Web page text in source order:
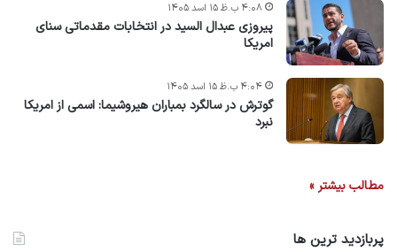
پیروزی عبدال السید در انتخابات مقدماتی سنای
امریکا
۴:۰۸ ب.ظ ۱۵ اسد ۱۴۰۵
گوترش در سالگرد بمباران هیروشیما: اسمی از امریکا
نبرد
۴:۰۴ ب.ظ ۱۵ اسد ۱۴۰۵
مطالب بیشتر »
پربازدید ترین ها